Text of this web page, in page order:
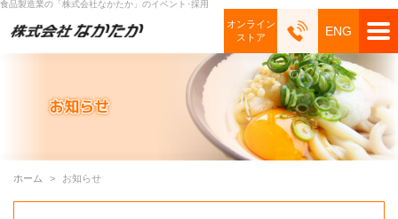
食品製造業の「株式会社なかたか」のイベント･採用
オンライン
ストア
ENG
ホーム お知らせ